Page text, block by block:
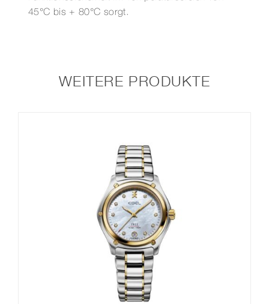
45°C bis + 80°C sorgt.
WEITERE PRODUKTE